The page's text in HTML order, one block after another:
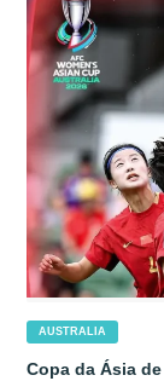
AUSTRALIA
Copa da Ásia